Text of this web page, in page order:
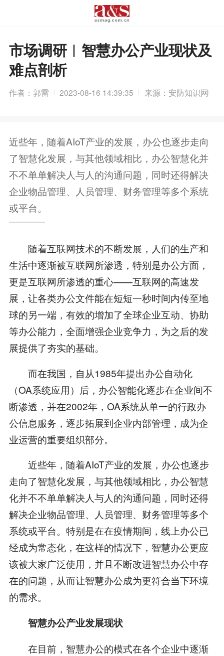
市场调研︱智慧办公产业现状及
难点剖析
作者：郭雷 2023-08-16 14:39:35 来源：安防知识网
近些年，随着AIoT产业的发展，办公也逐步走向
了智慧化发展，与其他领域相比，办公智慧化并
不不单单解决人与人的沟通问题，同时还得解决
企业物品管理、人员管理、财务管理等多个系统
或平台。
随着互联网技术的不断发展，人们的生产和
生活中逐渐被互联网所渗透，特别是办公方面，
更是互联网所渗透的重心——互联网的高速发
展，让各类办公文件能在短短一秒时间内传至地
球的另一端，有效的增加了全球企业互动、协助
等办公能力，全面增强企业竞争力，为之后的发
展提供了夯实的基础。
而在我国，自从1985年提出办公自动化
（OA系统应用）后，办公智能化逐步在企业间不
断渗透，并在2002年，OA系统从单一的行政办
公信息服务，逐步拓展到企业内部管理，成为企
业运营的重要组织部分。
近些年，随着AIoT产业的发展，办公也逐步
走向了智慧化发展，与其他领域相比，办公智慧
化并不不单单解决人与人的沟通问题，同时还得
解决企业物品管理、人员管理、财务管理等多个
系统或平台。特别是在在疫情期间，线上办公已
经成为常态化，在这样的情况下，智慧办公更应
该被大家广泛使用，并且不断改进智慧办公中存
在的问题，从而让智慧办公成为更符合当下环境
的需求。
智慧办公产业发展现状
在目前，智慧办公的模式在各个企业中逐渐